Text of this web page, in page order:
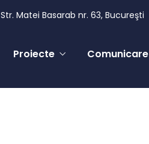
Str. Matei Basarab nr. 63, Bucureşti
Proiecte Comunicare